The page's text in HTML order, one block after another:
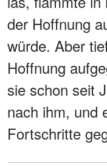
der Hoffnung
würde. Aber
Hoffnung
sie schon seit
nach ihm, und
Fortschritte